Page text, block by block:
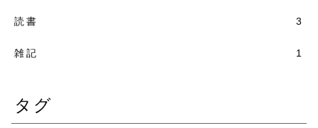
読書 3
雑記 1
タグ